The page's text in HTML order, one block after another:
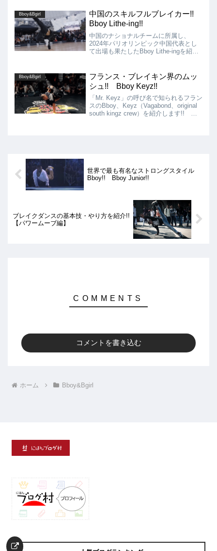
礎力の高さに加えて、インパクトのある
スキルフルなシグネチャームーブをいく
つも持っていることで、特徴のある尖っ
たBboyにまで昇華しています!!
Bboy&Bgirl
中国のスキルフルブレイカー!!
Bboy Lithe-ing!!
中国のナショナルチームに所属し、
2024年パリオリンピック中国代表とし
て出場も果たしたBboy Lithe-ingを紹介
で、そのダンススタイルは非常にスキル
フルかつパワフルです!!
Bboy&Bgirl
フランス・ブレイキン界のムッ
シュ!! Bboy Keyz!!
「Mr. Keyz」の呼び名で知られるフラン
スのBboy、Keyz（Vagabond、original
south kingz crew）を紹介します!!
世界で最も有名なストロングスタイル
Bboy!! Bboy Junior!!
ブレイクダンスの基本技・やり方を紹介!!
【パワームーブ編】
コメントを書き込む
ホーム Bboy&Bgirl